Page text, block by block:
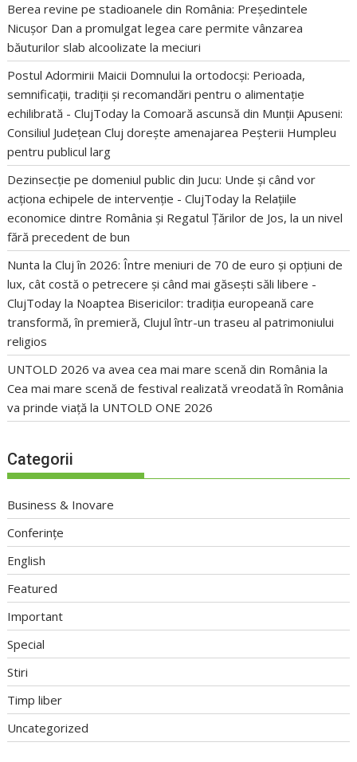
Berea revine pe stadioanele din România: Președintele
Nicușor Dan a promulgat legea care permite vânzarea
băuturilor slab alcoolizate la meciuri
Postul Adormirii Maicii Domnului la ortodocși: Perioada,
semnificații, tradiții și recomandări pentru o alimentație
echilibrată - ClujToday laComoară ascunsă din Munții Apuseni:
Consiliul Județean Cluj dorește amenajarea Peșterii Humpleu
pentru publicul larg
Dezinsecție pe domeniul public din Jucu: Unde și când vor
acționa echipele de intervenție - ClujToday la Relațiile
economice dintre România și Regatul Țărilor de Jos, la un nivel
fără precedent de bun
Nunta la Cluj în 2026: Între meniuri de 70 de euro și opțiuni de
lux, cât costă o petrecere și când mai găsești săli libere -
ClujToday la Noaptea Bisericilor: tradiția europeană care
transformă, în premieră, Clujul într-un traseu al patrimoniului
religios
UNTOLD 2026 va avea cea mai mare scenă din România la
Cea mai mare scenă de festival realizată vreodată în România
va prinde viață la UNTOLD ONE 2026
Categorii
Business & Inovare
Conferințe
English
Featured
Important
Special
Stiri
Timp liber
Uncategorized